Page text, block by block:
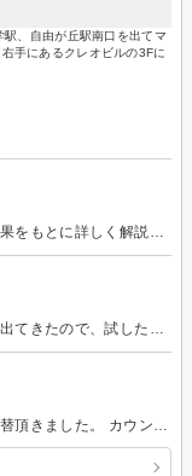
、自由が丘駅南口を出てマ
手にあるクレオビルの3Fに
店内はとても綺麗で、身体について体組成計の結果をもとに詳しく解説して下さり、参考になりました。施術も気持ち良く、また伺いたいと思いました。
セルライトが気になり、色々近隣で探していたら出てきたので、試したくて体験してきました。セルライトが溜まっているところはマシンで吸われるとアザを押されたような独特の痛さで、うーと我慢する感じの部分もありましたが、これも流れが悪く冷えて運動不足よるものだと耐えました。ビフォーアフターを見るとスッキリ感が見えて、継続すると良いんだろうなぁと思いました。が、今は色々と体験して探している最初なので、他も試して良かったら財布と相談します。担当者の方もとても対応よかったです。 ありがとうございました☆
予約した日に体調がよくなかったので、別日に振替頂きました。 カウンセリングから施術まで丁寧にご対応頂きました。 駅から近い、清潔感もあるので安心感があります。